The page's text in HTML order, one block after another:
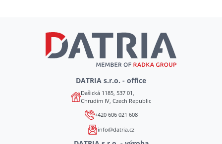
DATRIA s.r.o. - office
Dašická 1185, 537 01,
Chrudim IV, Czech Republic
+420 606 021 608
info@datria.cz